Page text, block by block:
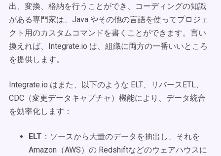
出、変換、格納を行うことができ、コーディングの知識
がある専門家は、Java やその他の言語を使ってプロジェ
クト用のカスタムコマンドを書くことができます。言い
換えれば、Integrate.io は、組織に両方の一番いいところ
を提供します。
Integrate.io はまた、以下のような ELT、リバースETL、
CDC（変更データキャプチャ）機能により、データ統合
を効率化します：
ELT ：ソースから大量のデータを抽出し、それを
Amazon（AWS）の Redshiftなどのウェアハウスに